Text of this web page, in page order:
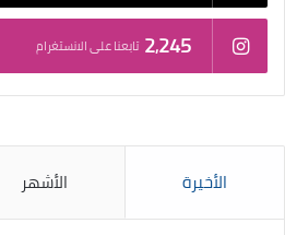
2٬245 تابعنا على الانستغرام
الأخيرة الأشهر